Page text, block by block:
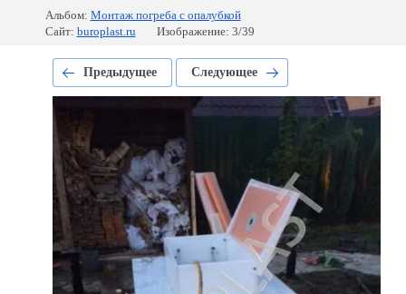
Альбом: Монтаж погреба с опалубкой
Сайт: buroplast.ru Изображение: 3/39
Предыдущее Следующее